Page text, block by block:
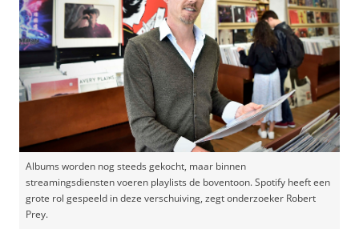
Albums worden nog steeds gekocht, maar binnen
streamingsdiensten voeren playlists de boventoon. Spotify heeft een
grote rol gespeeld in deze verschuiving, zegt onderzoeker Robert
Prey.